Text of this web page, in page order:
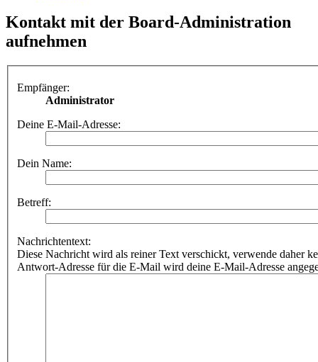
Kontakt mit der Board-Administration
aufnehmen
Empfänger:
Administrator
Deine E-Mail-Adresse:
Dein Name:
Betreff:
Nachrichtentext:
Diese Nachricht wird als reiner Text verschickt, verwende daher
Antwort-Adresse für die E-Mail wird deine E-Mail-Adresse